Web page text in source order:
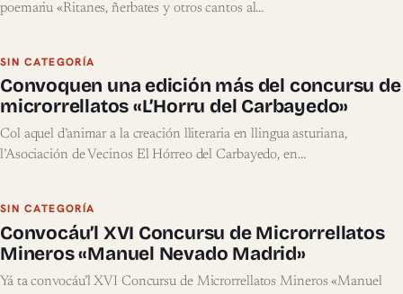
poemariu «Ritanes, ñerbates y otros cantos al…
SIN CATEGORÍA
Convoquen una edición más del concursu de
microrrellatos «L’Horru del Carbayedo»
Col aquel d’animar a la creación lliteraria en llingua asturiana,
l’Asociación de Vecinos El Hórreo del Carbayedo, en…
SIN CATEGORÍA
Convocáu’l XVI Concursu de Microrrellatos
Mineros «Manuel Nevado Madrid»
Yá ta convocáu’l XVI Concursu de Microrrellatos Mineros «Manuel